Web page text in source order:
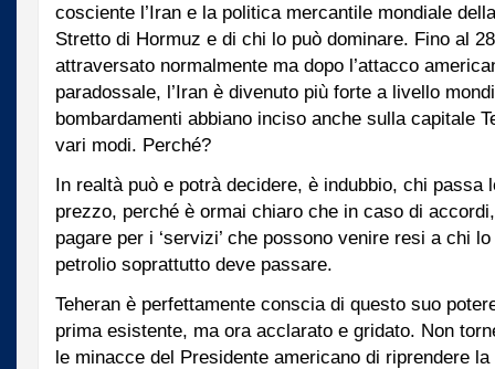
cosciente l’Iran e la politica mercantile mondiale
Stretto di Hormuz e di chi lo può dominare. Fino al
attraversato normalmente ma dopo l’attacco
paradossale, l’Iran è divenuto più forte a livello
bombardamenti abbiano inciso anche sulla capitale
vari modi. Perché?
In realtà può e potrà decidere, è indubbio, chi passa
prezzo, perché è ormai chiaro che in caso di
pagare per i ‘servizi’ che possono venire resi a chi
petrolio soprattutto deve passare.
Teheran è perfettamente conscia di questo suo
prima esistente, ma ora acclarato e gridato. Non
le minacce del Presidente americano di riprendere